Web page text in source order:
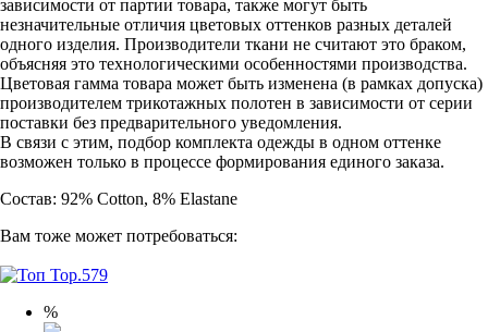
зависимости от партии товара, также могут быть
незначительные отличия цветовых оттенков разных деталей
одного изделия. Производители ткани не считают это браком,
объясняя это технологическими особенностями производства.
Цветовая гамма товара может быть изменена (в рамках допуска)
производителем трикотажных полотен в зависимости от серии
поставки без предварительного уведомления.
В связи с этим, подбор комплекта одежды в одном оттенке
возможен только в процессе формирования единого заказа.
Состав: 92% Cotton, 8% Elastane
Вам тоже может потребоваться:
%